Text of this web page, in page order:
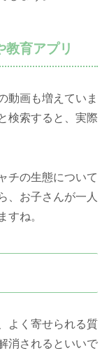
教育アプリ
動画も増えていま
検索すると、実際
チの生態について
、お子さんが一人
すね。
よく寄せられる質
消されるといいで